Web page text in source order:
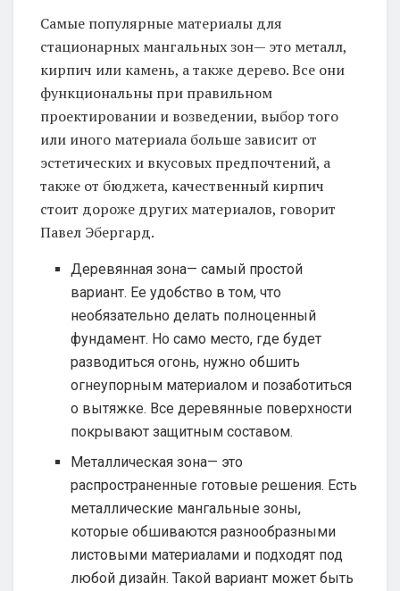
Самые популярные материалы для
стационарных мангальных зон— это металл,
кирпич или камень, а также дерево. Все они
функциональны при правильном
проектировании и возведении, выбор того
или иного материала больше зависит от
эстетических и вкусовых предпочтений, а
также от бюджета, качественный кирпич
стоит дороже других материалов, говорит
Павел Эбергард.
Деревянная зона— самый простой
вариант. Ее удобство в том, что
необязательно делать полноценный
фундамент. Но само место, где будет
разводиться огонь, нужно обшить
огнеупорным материалом и позаботиться
о вытяжке. Все деревянные поверхности
покрывают защитным составом.
Металлическая зона— это
распространенные готовые решения. Есть
металлические мангальные зоны,
которые обшиваются разнообразными
листовыми материалами и подходят под
любой дизайн. Такой вариант может быть